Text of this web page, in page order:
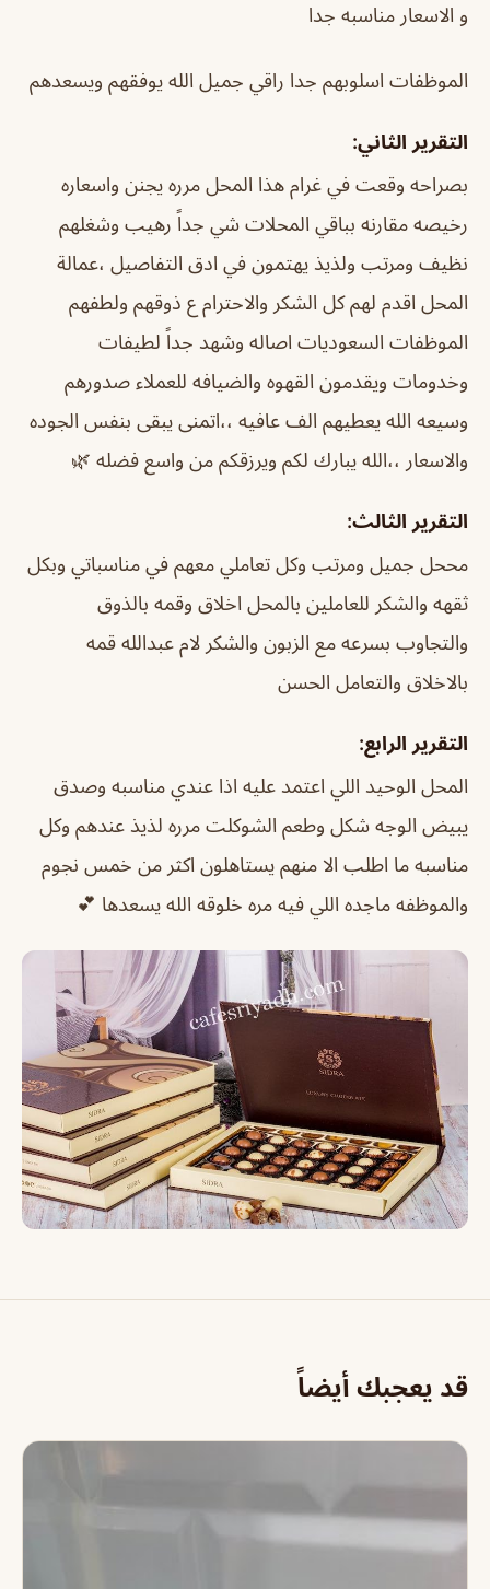
و الاسعار مناسبه جدا
الموظفات اسلوبهم جدا راقي جميل الله يوفقهم ويسعدهم
التقرير الثاني:
بصراحه وقعت في غرام هذا المحل مرره يجنن واسعاره
رخيصه مقارنه بباقي المحلات شي جداً رهيب وشغلهم
نظيف ومرتب ولذيذ يهتمون في ادق التفاصيل ،عمالة
المحل اقدم لهم كل الشكر والاحترام ع ذوقهم ولطفهم
الموظفات السعوديات اصاله وشهد جداً لطيفات
وخدومات ويقدمون القهوه والضيافه للعملاء صدورهم
وسيعه الله يعطيهم الف عافيه ،،اتمنى يبقى بنفس الجوده
والاسعار ،،الله يبارك لكم ويرزقكم من واسع فضله 🌿
التقرير الثالث:
مححل جميل ومرتب وكل تعاملي معهم في مناسباتي وبكل
ثقهه والشكر للعاملين بالمحل اخلاق وقمه بالذوق
والتجاوب بسرعه مع الزبون والشكر لام عبدالله قمه
بالاخلاق والتعامل الحسن
التقرير الرابع:
المحل الوحيد اللي اعتمد عليه اذا عندي مناسبه وصدق
يبيض الوجه شكل وطعم الشوكلت مرره لذيذ عندهم وكل
مناسبه ما اطلب الا منهم يستاهلون اكثر من خمس نجوم
والموظفه ماجده اللي فيه مره خلوقه الله يسعدها 💕
قد يعجبك أيضاً